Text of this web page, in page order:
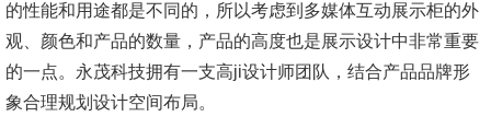
的性能和用途都是不同的，所以考虑到多媒体互动展示柜的外
观、颜色和产品的数量，产品的高度也是展示设计中非常重要
的一点。永茂科技拥有一支高ji设计师团队，结合产品品牌形
象合理规划设计空间布局。